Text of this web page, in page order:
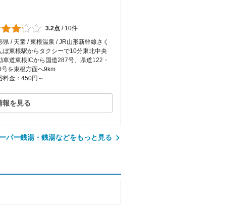
3.2点 / 10件
県 / 天童 / 東根温泉 / JR山形新幹線さく
ぼ東根駅からタクシーで10分東北中央
車道東根ICから国道287号、県道122・
号を東根方面へ9km
料金：450円～
報を見る
パー銭湯・銭湯などをもっと見る